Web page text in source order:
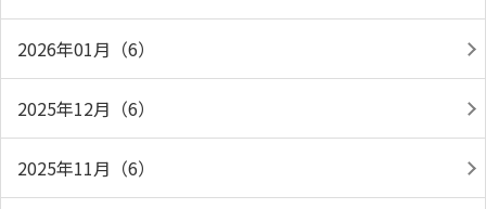
2026年01月（6）
2025年12月（6）
2025年11月（6）